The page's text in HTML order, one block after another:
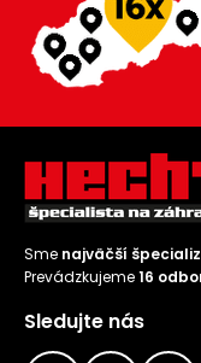
Sme najväčší
Prevádzkujeme16
Sledujte nás